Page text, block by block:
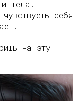
тела.
себя
на эту